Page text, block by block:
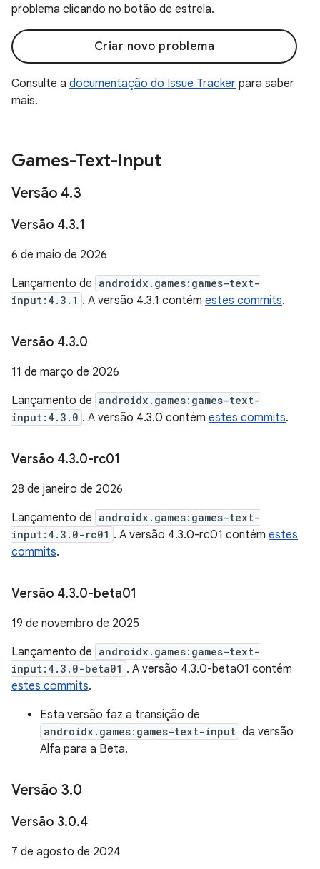
problema clicando no botão de estrela.
Criar novo problema
Consulte a documentação do Issue Tracker para saber
mais.
Games-Text-Input
Versão 4.3
Versão 4.3.1
6 de maio de 2026
Lançamento de androidx.games:games-text-
input:4.3.1 . A versão 4.3.1 contém estes commits.
Versão 4.3.0
11 de março de 2026
Lançamento de androidx.games:games-text-
input:4.3.0 . A versão 4.3.0 contém estes commits.
Versão 4.3.0-rc01
28 de janeiro de 2026
Lançamento de androidx.games:games-text-
input:4.3.0-rc01 . A versão 4.3.0-rc01 contém estes
commits.
Versão 4.3.0-beta01
19 de novembro de 2025
Lançamento de androidx.games:games-text-
input:4.3.0-beta01 . A versão 4.3.0-beta01 contém
estes commits.
Esta versão faz a transição de
androidx.games:games-text-input da versão
Alfa para a Beta.
Versão 3.0
Versão 3.0.4
7 de agosto de 2024